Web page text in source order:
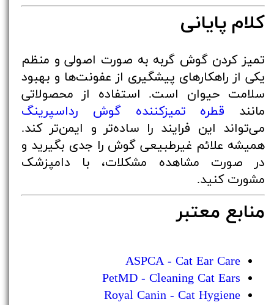
کلام پایانی
تمیز کردن گوش گربه به صورت اصولی و منظم
یکی از راهکارهای پیشگیری از عفونت‌ها و بهبود
سلامت حیوان است. استفاده از محصولاتی
مانند قطره تمیزکننده گوش رداسپرینگ
می‌تواند این فرایند را ساده‌تر و ایمن‌تر کند.
همیشه علائم غیرطبیعی گوش را جدی بگیرید و
در صورت مشاهده مشکلات، با دامپزشک
مشورت کنید.
منابع معتبر
ASPCA - Cat Ear Care
PetMD - Cleaning Cat Ears
Royal Canin - Cat Hygiene